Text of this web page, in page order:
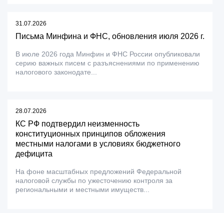
31.07.2026
Письма Минфина и ФНС, обновления июля 2026 г.
В июле 2026 года Минфин и ФНС России опубликовали
серию важных писем с разъяснениями по применению
налогового законодате...
28.07.2026
КС РФ подтвердил неизменность
конституционных принципов обложения
местными налогами в условиях бюджетного
дефицита
На фоне масштабных предложений Федеральной
налоговой службы по ужесточению контроля за
региональными и местными имуществ...